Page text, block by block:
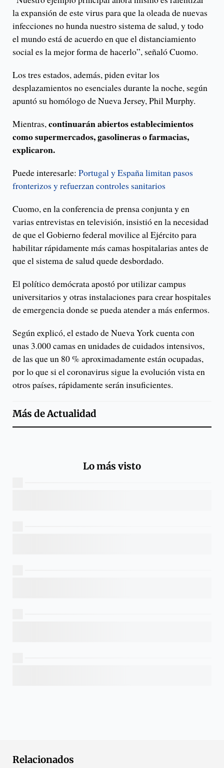
la expansión de este virus para que la oleada de nuevas
infecciones no hunda nuestro sistema de salud, y todo
el mundo está de acuerdo en que el distanciamiento
social es la mejor forma de hacerlo”, señaló Cuomo.
Los tres estados, además, piden evitar los
desplazamientos no esenciales durante la noche, según
apuntó su homólogo de Nueva Jersey, Phil Murphy.
Mientras,continuarán abiertos establecimientos
como supermercados, gasolineras o farmacias,
explicaron.
Puede interesarle: Portugal y España limitan pasos
fronterizos y refuerzan controles sanitarios
Cuomo, en la conferencia de prensa conjunta y en
varias entrevistas en televisión, insistió en la necesidad
de que el Gobierno federal movilice al Ejército para
habilitar rápidamente más camas hospitalarias antes de
que el sistema de salud quede desbordado.
El político demócrata apostó por utilizar campus
universitarios y otras instalaciones para crear hospitales
de emergencia donde se pueda atender a más enfermos.
Según explicó, el estado de Nueva York cuenta con
unas 3.000 camas en unidades de cuidados intensivos,
de las que un 80 % aproximadamente están ocupadas,
por lo que si el coronavirus sigue la evolución vista en
otros países, rápidamente serán insuficientes.
Más deActualidad
Lo más visto
Relacionados